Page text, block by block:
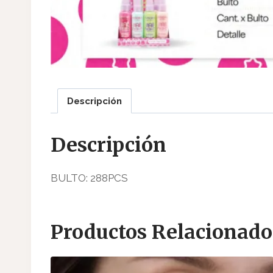
Descripción
Descripción
BULTO: 288PCS
Productos